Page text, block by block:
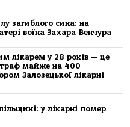
загиблого сина: на
воїна Захара Венчура
лікарем у 28 років — це
майже на 400
Залозецької лікарні
у лікaрні пoмер